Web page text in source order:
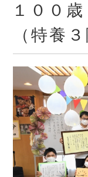
日:
１００
（特養３